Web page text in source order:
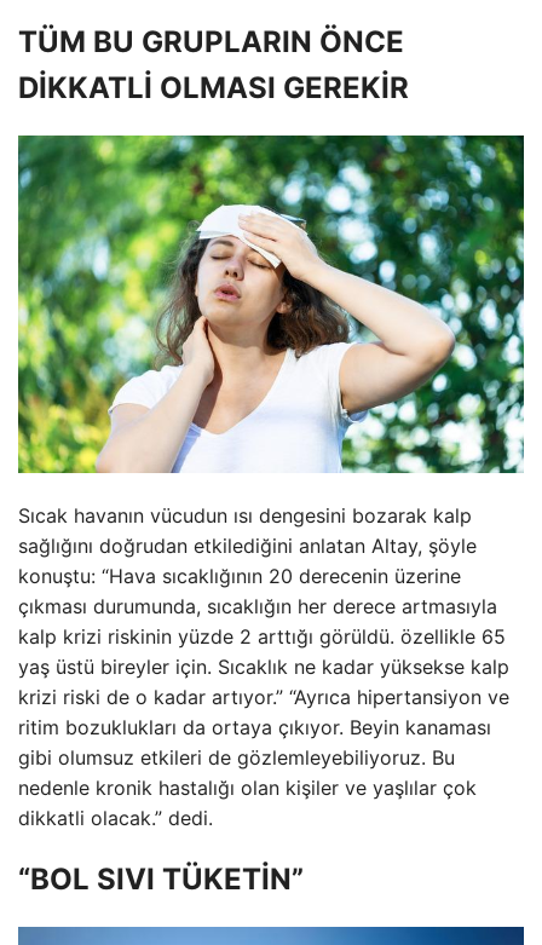
TÜM BU GRUPLARIN ÖNCE
DİKKATLİ OLMASI GEREKİR
Sıcak havanın vücudun ısı dengesini bozarak kalp
sağlığını doğrudan etkilediğini anlatan Altay, şöyle
konuştu: “Hava sıcaklığının 20 derecenin üzerine
çıkması durumunda, sıcaklığın her derece artmasıyla
kalp krizi riskinin yüzde 2 arttığı görüldü. özellikle 65
yaş üstü bireyler için. Sıcaklık ne kadar yüksekse kalp
krizi riski de o kadar artıyor.” “Ayrıca hipertansiyon ve
ritim bozuklukları da ortaya çıkıyor. Beyin kanaması
gibi olumsuz etkileri de gözlemleyebiliyoruz. Bu
nedenle kronik hastalığı olan kişiler ve yaşlılar çok
dikkatli olacak.” dedi.
“BOL SIVI TÜKETİN”